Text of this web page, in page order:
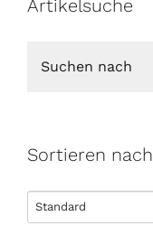
Artikelsuche
Sortieren nach
Standard